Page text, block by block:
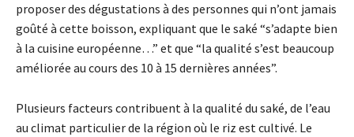
proposer des dégustations à des personnes qui n’ont jamais
goûté à cette boisson, expliquant que le saké “s’adapte bien
à la cuisine européenne…” et que “la qualité s’est beaucoup
améliorée au cours des 10 à 15 dernières années”.
Plusieurs facteurs contribuent à la qualité du saké, de l’eau
au climat particulier de la région où le riz est cultivé. Le